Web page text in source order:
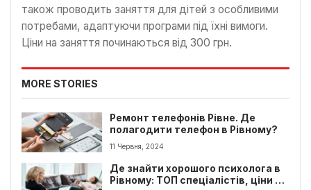
також проводить заняття для дітей з особливими
потребами, адаптуючи програми під їхні вимоги.
Ціни на заняття починаються від 300 грн.
MORE STORIES
Ремонт телефонів Рівне. Де
полагодити телефон в Рівному?
11 Червня, 2024
Де знайти хорошого психолога в
Рівному: ТОП спеціалістів, ціни та